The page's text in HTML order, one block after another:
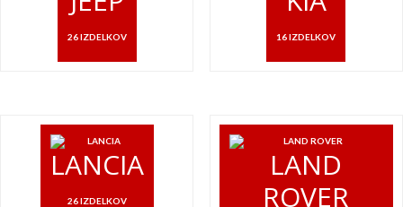
26 IZDELKOV 16 IZDELKOV
LANCIA
26 IZDELKOV
LAND
ROVER